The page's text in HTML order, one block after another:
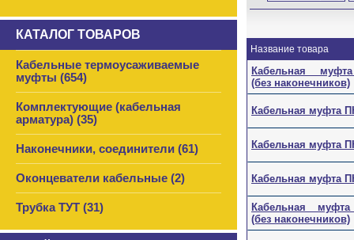
КАТАЛОГ ТОВАРОВ
Кабельные термоусаживаемые
муфты (654)
Комплектующие (кабельная
арматура) (35)
Наконечники, соединители (61)
Оконцеватели кабельные (2)
Трубка ТУТ (31)
Название товара
Кабельная муфта
(без наконечников)
Кабельная муфта
Кабельная муфта
Кабельная муфта
Кабельная муфта
(без наконечников)